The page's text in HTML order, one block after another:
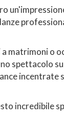
o
spettacolo
incentrate
incredibile